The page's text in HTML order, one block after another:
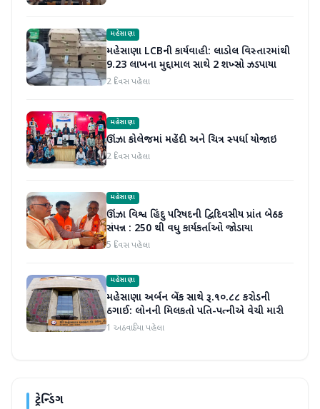
મહેસાણા
મહેસાણા LCBની કાર્યવાહી: લાડોલ વિસ્તારમાંથી
9.23 લાખના મુદ્દામાલ સાથે 2 શખ્સો ઝડપાયા
2 દિવસ પહેલા
મહેસાણા
ઊંઝા કોલેજમાં મહેંદી અને ચિત્ર સ્પર્ધા યોજાઇ
2 દિવસ પહેલા
મહેસાણા
ઊંઝા વિશ્વ હિંદુ પરિષદની દ્વિદિવસીય પ્રાંત બેઠક
સંપન્ન : 250 થી વધુ કાર્યકર્તાઓ જોડાયા
5 દિવસ પહેલા
મહેસાણા
મહેસાણા અર્બન બેંક સાથે રૂ.૧૦.૮૮ કરોડની
ઠગાઈ: લોનની મિલકતો પતિ-પત્નીએ વેચી મારી
1 અઠવાડિયા પહેલા
ટ્રેન્ડિંગ